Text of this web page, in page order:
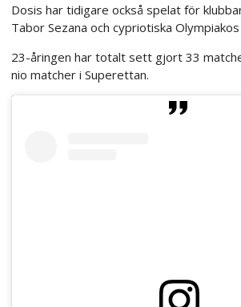
Dosis har tidigare också spelat för
Tabor Sezana och cypriotiska Olympiakos
23-åringen har totalt sett gjort 33
nio matcher i Superettan.